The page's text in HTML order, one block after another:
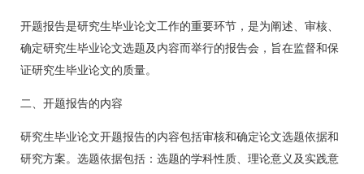
开题报告是研究生毕业论文工作的重要环节，是为阐述、审核、
确定研究生毕业论文选题及内容而举行的报告会，旨在监督和保
证研究生毕业论文的质量。
二、开题报告的内容
研究生毕业论文开题报告的内容包括审核和确定论文选题依据和
研究方案。选题依据包括：选题的学科性质、理论意义及实践意